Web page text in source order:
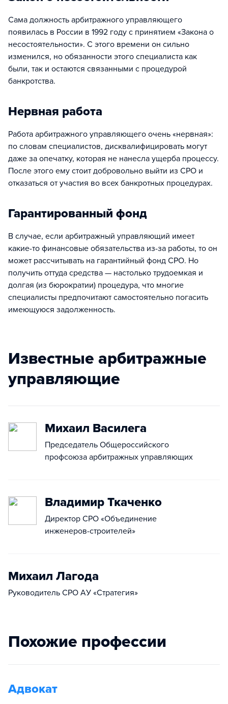
Сама должность арбитражного управляющего
появилась в России в 1992 году с принятием «Закона о
несостоятельности». С этого времени он сильно
изменился, но обязанности этого специалиста как
были, так и остаются связанными с процедурой
банкротства.
Нервная работа
Работа арбитражного управляющего очень «нервная»:
по словам специалистов, дисквалифицировать могут
даже за опечатку, которая не нанесла ущерба процессу.
После этого ему стоит добровольно выйти из СРО и
отказаться от участия во всех банкротных процедурах.
Гарантированный фонд
В случае, если арбитражный управляющий имеет
какие-то финансовые обязательства из-за работы, то он
может рассчитывать на гарантийный фонд СРО. Но
получить оттуда средства — настолько трудоемкая и
долгая (из бюрократии) процедура, что многие
специалисты предпочитают самостоятельно погасить
имеющуюся задолженность.
Известные арбитражные
управляющие
Михаил Василега
Председатель Общероссийского
профсоюза арбитражных управляющих
Владимир Ткаченко
Директор СРО «Объединение
инженеров-строителей»
Михаил Лагода
Руководитель СРО АУ «Стратегия»
Похожие профессии
Адвокат